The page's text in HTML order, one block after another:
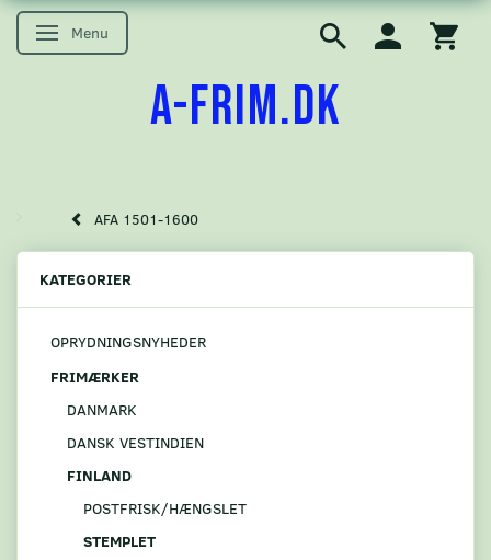
Skifte navigation
Menu
A-FRIM.DK
AFA 1501-1600
KATEGORIER
OPRYDNINGSNYHEDER
FRIMÆRKER
DANMARK
DANSK VESTINDIEN
FINLAND
POSTFRISK/HÆNGSLET
STEMPLET